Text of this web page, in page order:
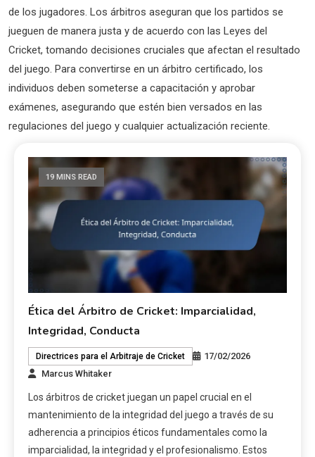
de los jugadores. Los árbitros aseguran que los partidos se
jueguen de manera justa y de acuerdo con las Leyes del
Cricket, tomando decisiones cruciales que afectan el resultado
del juego. Para convertirse en un árbitro certificado, los
individuos deben someterse a capacitación y aprobar
exámenes, asegurando que estén bien versados en las
regulaciones del juego y cualquier actualización reciente.
19 MINS READ
Ética del Árbitro de Cricket: Imparcialidad,
Integridad, Conducta
Directrices para el Arbitraje de Cricket
17/02/2026
Marcus Whitaker
Los árbitros de cricket juegan un papel crucial en el
mantenimiento de la integridad del juego a través de su
adherencia a principios éticos fundamentales como la
imparcialidad, la integridad y el profesionalismo. Estos